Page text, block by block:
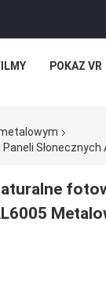
POKAZ VR